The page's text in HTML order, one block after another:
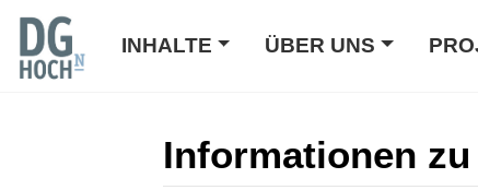
INHALTE ÜBER UNS
Informationen zu